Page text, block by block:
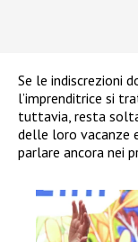
Se le indiscrezioni
l’imprenditrice si
tuttavia, resta
delle loro vacanze
parlare ancora nei